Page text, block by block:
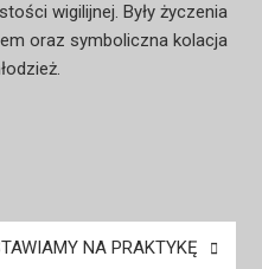
wigilijnej. Były życzenia
oraz symboliczna kolacja
NA PRAKTYKĘ